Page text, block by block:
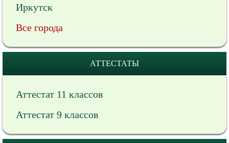
Иркутск
Все города
АТТЕСТАТЫ
Аттестат 11 классов
Аттестат 9 классов